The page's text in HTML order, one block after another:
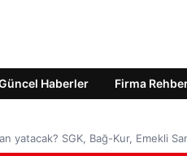
Haberler Firma
yatacak? SGK, Bağ-Kur, Emekli